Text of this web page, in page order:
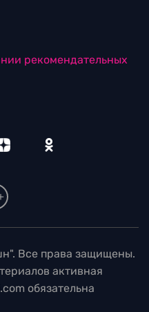
рекомендательных
Все права защищены.
активная
обязательна